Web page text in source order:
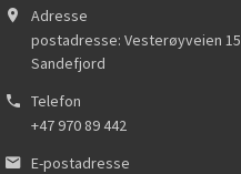
Adresse
postadresse: Vesterøyveien 15
Sandefjord
Telefon
+47 970 89 442
E-postadresse